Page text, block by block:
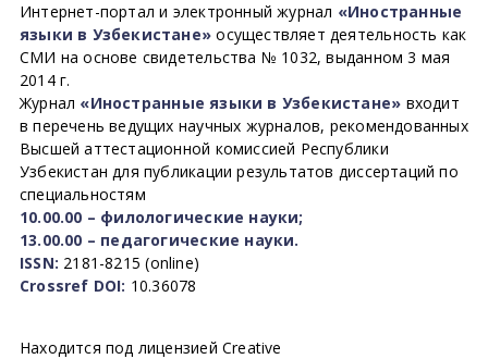
Интернет-портал и электронный журнал «Иностранные
языки в Узбекистане» осуществляет деятельность как
СМИ на основе свидетельства № 1032, выданном 3 мая
2014 г.
Журнал «Иностранные языки в Узбекистане» входит
в перечень ведущих научных журналов, рекомендованных
Высшей аттестационной комиссией Республики
Узбекистан для публикации результатов диссертаций по
специальностям
10.00.00 – филологические науки;
13.00.00 – педагогические науки.
ISSN: 2181-8215 (online)
Crossref DOI: 10.36078
Находится под лицензией Creative